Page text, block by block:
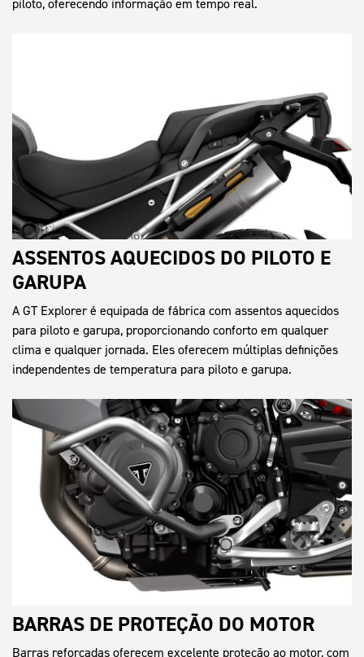
ASSENTOS AQUECIDOS DO PILOTO E
GARUPA
A GT Explorer é equipada de fábrica com assentos aquecidos
para piloto e garupa, proporcionando conforto em qualquer
clima e qualquer jornada. Eles oferecem múltiplas definições
independentes de temperatura para piloto e garupa.
BARRAS DE PROTEÇÃO DO MOTOR
Barras reforçadas oferecem excelente proteção ao motor, com